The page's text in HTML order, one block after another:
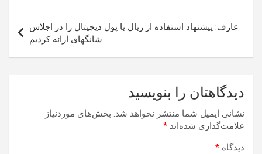
عارف: پیشنهاد استفاده از ریال یا پول دیجیتال را در اجلاس
شانگهای ارائه کردیم
دیدگاهتان را بنویسید
نشانی ایمیل شما منتشر نخواهد شد. بخش‌های موردنیاز
علامت‌گذاری شده‌اند *
دیدگاه *